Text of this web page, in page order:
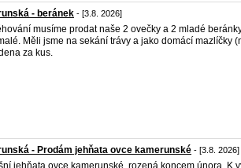
- beránek - [3.8. 2026]
musíme prodat naše 2 ovečky a 2 mladé
Měli jsme na sekání trávy a jako domácí mazlíčky
za kus.
- Prodám jehňata ovce kamerunské - [3.8. 2026]
jehňata ovce kamerunské, rozená koncem února. K